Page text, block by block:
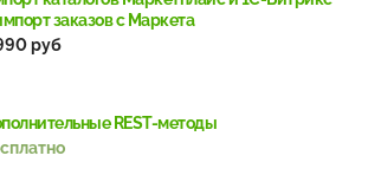
заказов с Маркета
руб
REST-методы